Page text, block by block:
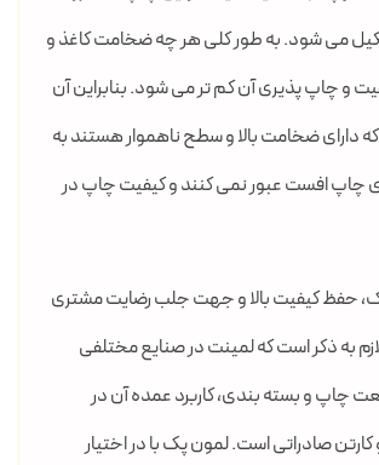
می شود. به طور کلی هر چه ضخامت کاغذ و
و چاپ پذیری آن کم تر می شود. بنابراین آن
دارای ضخامت بالا و سطح ناهموار هستند به
چاپ افست عبور نمی کنند و کیفیت چاپ در
حفظ کیفیت بالا و جهت جلب رضایت مشتری
به ذکر است که لمینت در صنایع مختلفی
چاپ و بسته بندی، کاربرد عمده آن در
صادراتی است‌. لمون پک با در اختیار